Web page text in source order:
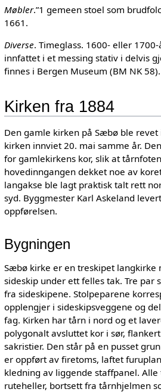
Møbler.”1 gemeen stoel som
1661.
Diverse. Timeglass. 1600- eller
innfattet i et messing stativ i delvis
finnes i Bergen Museum (BM NK 58).
Kirken fra 1884
Den gamle kirken på Sæbø ble revet
kirken innviet 20. mai samme år.
for gamlekirkens kor, slik at
hovedinngangen dekket noe av
langakse ble lagt praktisk talt rett
syd. Byggmester Karl Askeland
oppførelsen.
Bygningen
Sæbø kirke er en treskipet langkirke
sideskip under ett felles tak. Tre par
fra sideskipene. Stolpeparene
opplengjer i sideskipsveggene og
fag. Kirken har tårn i nord og et
polygonalt avsluttet kor i sør,
sakristier. Den står på en pusset
er oppført av firetoms, laftet
kledning av liggende staffpanel.
ruteheller, bortsett fra tårnhjelmen